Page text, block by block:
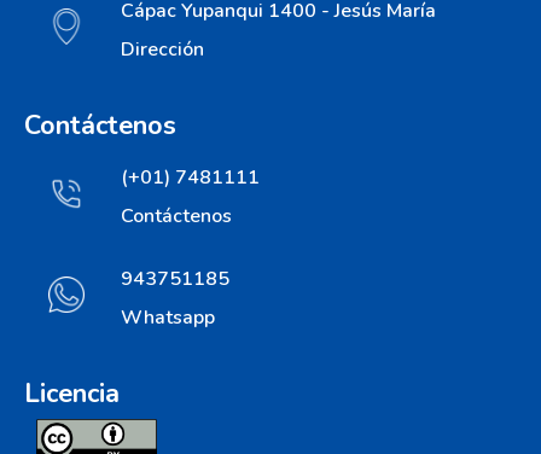
Cápac Yupanqui 1400 - Jesús María
Dirección
Contáctenos
(+01) 7481111
Contáctenos
943751185
Whatsapp
Licencia